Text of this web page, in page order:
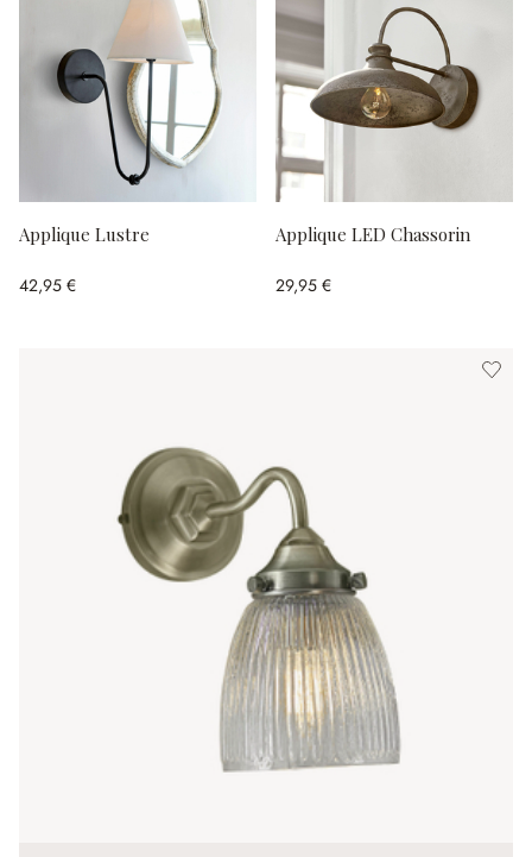
Applique Lustre
42,95 €
Applique LED Chassorin
29,95 €